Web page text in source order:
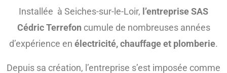
Installée à Seiches-sur-le-Loir, l’entreprise SAS
Cédric Terrefon cumule de nombreuses années
d’expérience en électricité, chauffage et plomberie.
Depuis sa création, l’entreprise s’est imposée comme